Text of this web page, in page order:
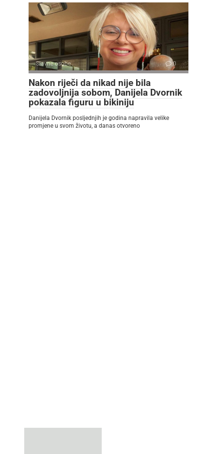
Slavne osobe 0
Nakon riječi da nikad nije bila
zadovoljnija sobom, Danijela Dvornik
pokazala figuru u bikiniju
Danijela Dvornik posljednjih je godina napravila velike
promjene u svom životu, a danas otvoreno